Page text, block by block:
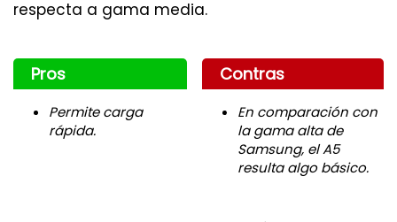
respecta a gama media.
Pros
Permite carga
rápida.
Contras
En comparación con
la gama alta de
Samsung, el A5
resulta algo básico.